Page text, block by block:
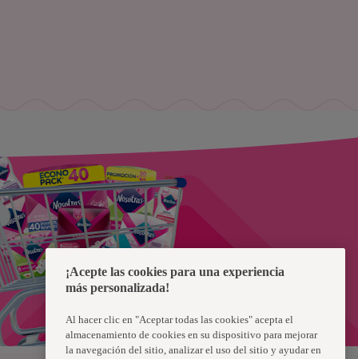
¡Acepte las cookies para una experiencia
más personalizada!
Al hacer clic en "Aceptar todas las cookies" acepta el
almacenamiento de cookies en su dispositivo para mejorar
la navegación del sitio, analizar el uso del sitio y ayudar en